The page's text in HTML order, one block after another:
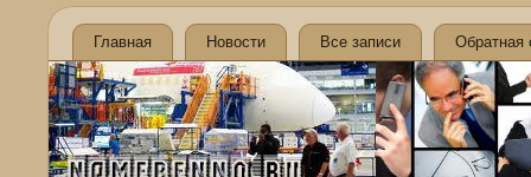
Главная Новости Все записи Обратная